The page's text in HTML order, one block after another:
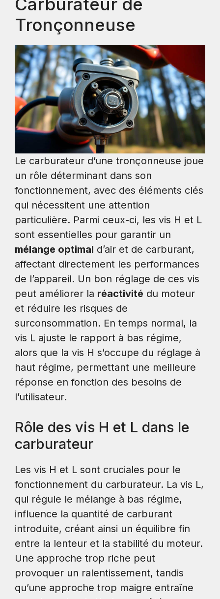
Tronçonneuse
Le carburateur d’une tronçonneuse joue
un rôle déterminant dans son
fonctionnement, avec des éléments clés
qui nécessitent une attention
particulière. Parmi ceux-ci, les vis H et L
sont essentielles pour garantir un
mélange optimal d’air et de carburant,
affectant directement les performances
de l’appareil. Un bon réglage de ces vis
peut améliorer la réactivité du moteur
et réduire les risques de
surconsommation. En temps normal, la
vis L ajuste le rapport à bas régime,
alors que la vis H s’occupe du réglage à
haut régime, permettant une meilleure
réponse en fonction des besoins de
l’utilisateur.
Rôle des vis H et L dans le
carburateur
Les vis H et L sont cruciales pour le
fonctionnement du carburateur. La vis L,
qui régule le mélange à bas régime,
influence la quantité de carburant
introduite, créant ainsi un équilibre fin
entre la lenteur et la stabilité du moteur.
Une approche trop riche peut
provoquer un ralentissement, tandis
qu’une approche trop maigre entraîne